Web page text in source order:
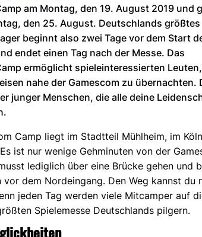
am Montag, den 19. August 2019 und
den 25. August. Deutschlands größtes
beginnt also zwei Tage vor dem Start
endet einen Tag nach der Messe. Das
ermöglicht spieleinteressierten
nahe der Gamescom zu übernachten.
junger Menschen, die alle deine
Camp liegt im Stadtteil Mühlheim, im
ist nur wenige Gehminuten von der
lediglich über eine Brücke gehen und
vor dem Nordeingang. Den Weg kannst du
jeden Tag werden viele Mitcamper auf
Spielemesse Deutschlands pilgern.